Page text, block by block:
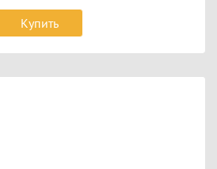
Купить